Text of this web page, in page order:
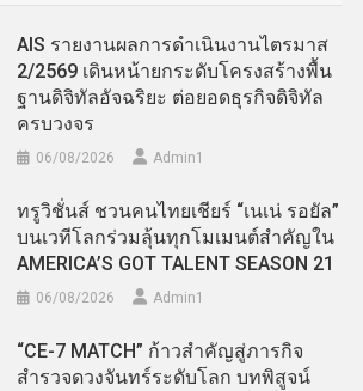
AIS รายงานผลการดำเนินงานไตรมาส
2/2569 เดินหน้ายกระดับโครงสร้างพื้น
ฐานดิจิทัลอัจฉริยะ ต่อยอดธุรกิจดิจิทัล
ครบวงจร
06/08/2026 Admin​1
ทรูวิชั่นส์ ชวนคนไทยเชียร์ “เนเน่ รอยัล”
บนเวทีโลกร่วมลุ้นทุกโมเมนต์สำคัญใน
AMERICA’S GOT TALENT SEASON 21
06/08/2026 Admin​1
“CE-7 MATCH” ก้าวสำคัญสู่ภารกิจ
สำรวจดวงจันทร์ระดับโลก บทพิสูจน์